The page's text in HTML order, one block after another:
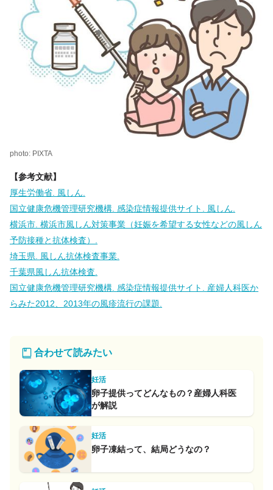
photo: PIXTA
【参考文献】
厚生労働省. 風しん.
国立健康危機管理研究機構. 感染症情報提供サイト. 風しん.
横浜市. 横浜市風しん対策事業（妊娠を希望する女性などの風しん
予防接種と抗体検査）.
埼玉県. 風しん抗体検査事業.
千葉県風しん抗体検査.
国立健康危機管理研究機構. 感染症情報提供サイト. 産婦人科医か
らみた2012、2013年の風疹流行の課題.
合わせて読みたい
妊活
卵子提供ってどんなもの？産婦人科医
が解説
妊活
卵子凍結って、結局どうなの？